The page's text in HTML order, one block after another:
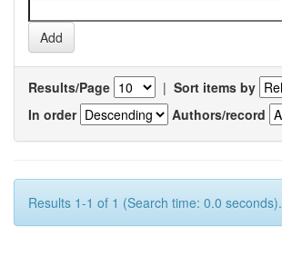
Results/Page | Sort items by
In order
Authors/record
Results 1-1 of 1 (Search time: 0.0 seconds).